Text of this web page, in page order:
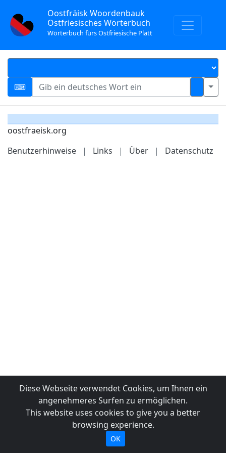
Oostfräisk Woordenbauk
Ostfriesisches Wörterbuch
Wörterbuch fürs Ostfriesische Platt
oostfraeisk.org
Benutzerhinweise
| Links | Über | Datenschutz
Diese Webseite verwendet Cookies, um Ihnen ein
angenehmeres Surfen zu ermöglichen.
This website uses cookies to give you a better
browsing experience.
OK